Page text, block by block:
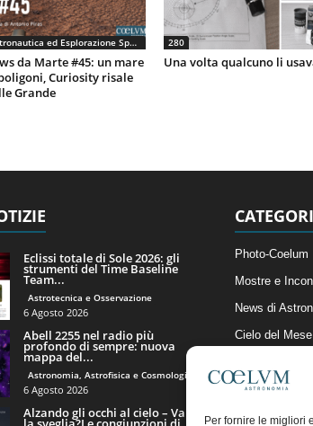
Per fornire le migliori
Astronautica ed Esplorazione Spaziale
da Marte #45: un mare
Curiosity risale
Grande
280
Una volta qualcuno li
Eclissi totale di Sole 2026: gli
strumenti del Time Baseline
Team...
Astrotecnica e Osservazione
6 Agosto 2026
Abell 2255 nel radio più
profondo di sempre: nuova
mappa del...
Astronomia, Astrofisica e Cosmologia
6 Agosto 2026
Alzando gli occhi al cielo – Vale
Photo-Coelum
Mostre e
News di
Cielo del Mese
Articoli e
Il Blog della